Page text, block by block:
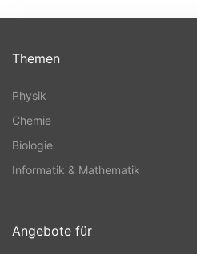
Themen
Physik
Chemie
Biologie
Informatik & Mathematik
Angebote für